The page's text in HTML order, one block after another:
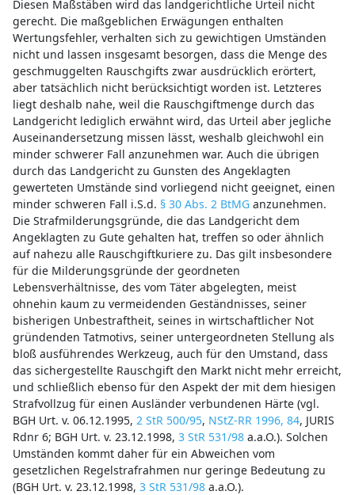
Diesen Maßstäben wird das landgerichtliche Urteil nicht
gerecht. Die maßgeblichen Erwägungen enthalten
Wertungsfehler, verhalten sich zu gewichtigen Umständen
nicht und lassen insgesamt besorgen, dass die Menge des
geschmuggelten Rauschgifts zwar ausdrücklich erörtert,
aber tatsächlich nicht berücksichtigt worden ist. Letzteres
liegt deshalb nahe, weil die Rauschgiftmenge durch das
Landgericht lediglich erwähnt wird, das Urteil aber jegliche
Auseinandersetzung missen lässt, weshalb gleichwohl ein
minder schwerer Fall anzunehmen war. Auch die übrigen
durch das Landgericht zu Gunsten des Angeklagten
gewerteten Umstände sind vorliegend nicht geeignet, einen
minder schweren Fall i.S.d. § 30 Abs. 2 BtMGanzunehmen.
Die Strafmilderungsgründe, die das Landgericht dem
Angeklagten zu Gute gehalten hat, treffen so oder ähnlich
auf nahezu alle Rauschgiftkuriere zu. Das gilt insbesondere
für die Milderungsgründe der geordneten
Lebensverhältnisse, des vom Täter abgelegten, meist
ohnehin kaum zu vermeidenden Geständnisses, seiner
bisherigen Unbestraftheit, seines in wirtschaftlicher Not
gründenden Tatmotivs, seiner untergeordneten Stellung als
bloß ausführendes Werkzeug, auch für den Umstand, dass
das sichergestellte Rauschgift den Markt nicht mehr erreicht,
und schließlich ebenso für den Aspekt der mit dem hiesigen
Strafvollzug für einen Ausländer verbundenen Härte (vgl.
BGH Urt. v. 06.12.1995, 2 StR 500/95, NStZ-RR 1996, 84, JURIS
Rdnr 6; BGH Urt. v. 23.12.1998, 3 StR 531/98a.a.O.). Solchen
Umständen kommt daher für ein Abweichen vom
gesetzlichen Regelstrafrahmen nur geringe Bedeutung zu
(BGH Urt. v. 23.12.1998, 3 StR 531/98a.a.O.).